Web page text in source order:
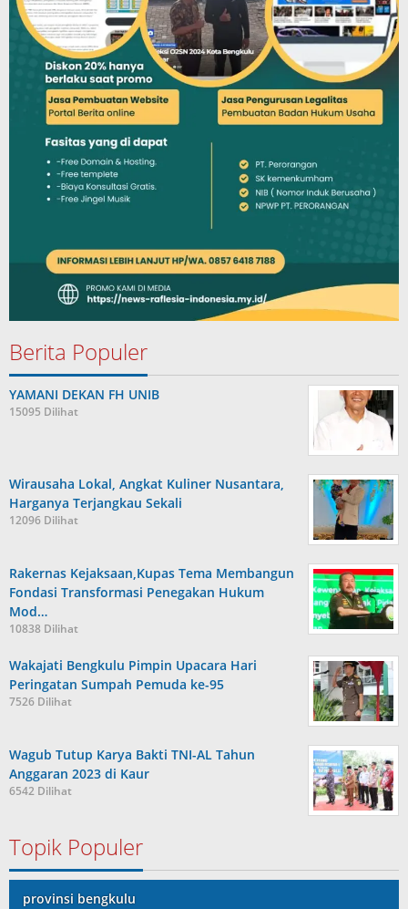
Berita Populer
YAMANI DEKAN FH UNIB
15095 Dilihat
Wirausaha Lokal, Angkat Kuliner Nusantara,
Harganya Terjangkau Sekali
12096 Dilihat
Rakernas Kejaksaan,Kupas Tema Membangun
Fondasi Transformasi Penegakan Hukum
Mod…
10838 Dilihat
Wakajati Bengkulu Pimpin Upacara Hari
Peringatan Sumpah Pemuda ke-95
7526 Dilihat
Wagub Tutup Karya Bakti TNI-AL Tahun
Anggaran 2023 di Kaur
6542 Dilihat
Topik Populer
provinsi bengkulu